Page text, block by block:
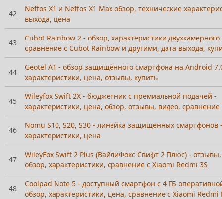
42
Neffos X1 и Neffos X1 Max обзор, технические
выхода, цена
43
Cubot Rainbow 2 - обзор, характеристики
сравнение с Cubot Rainbow и другими, дата выхода,
44
Geotel A1 - обзор защищённого смартфона на Android
характеристики, цена, отзывы, купить
45
Wileyfox Swift 2X - бюджетник с премиальной подачей -
характеристики, цена, обзор, отзывы, видео, сравнение
46
Nomu S10, S20, S30 - линейка защищенных смартфонов
характеристики, цена
47
WileyFox Swift 2 Plus (ВайлиФокс Свифт 2 Плюс) -
обзор, характеристики, сравнение с Xiaomi Redmi 3S
48
Coolpad Note 5 - доступный смартфон с 4 ГБ
обзор, характеристики, цена, сравнение с Xiaomi Redmi